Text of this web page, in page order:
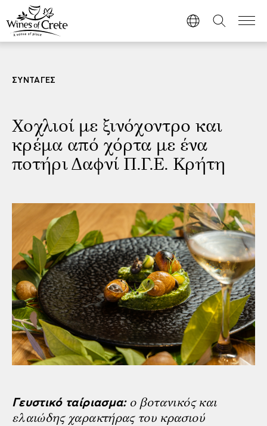
ΣΥΝΤΑΓΕΣ
Χοχλιοί με ξινόχοντρο και
κρέμα από χόρτα με ένα
ποτήρι Δαφνί Π.Γ.Ε. Κρήτη
Γευστικό ταίριασμα:ο βοτανικός και
ελαιώδης χαρακτήρας του κρασιού